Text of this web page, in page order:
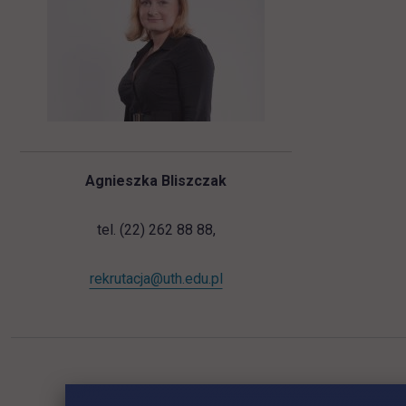
Agnieszka Bliszczak
tel. (22) 262 88 88,
rekrutacja@uth.edu.pl